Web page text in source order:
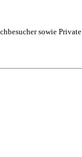
sowie Private